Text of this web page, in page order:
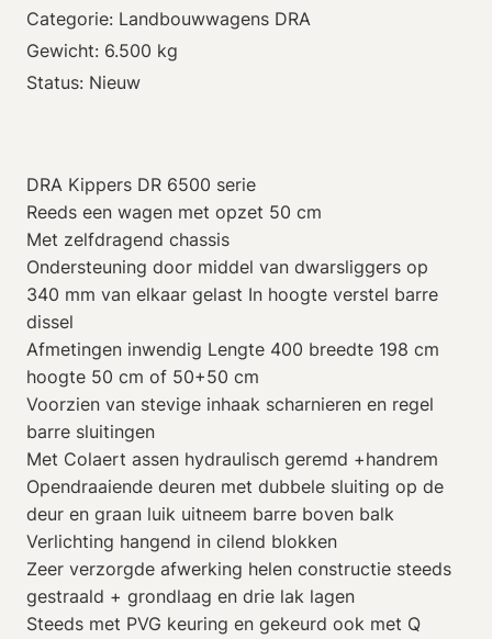
Categorie: Landbouwwagens DRA
Gewicht: 6.500 kg
Status: Nieuw
DRA Kippers DR 6500 serie
Reeds een wagen met opzet 50 cm
Met zelfdragend chassis
Ondersteuning door middel van dwarsliggers op
340 mm van elkaar gelast In hoogte verstel barre
dissel
Afmetingen inwendig Lengte 400 breedte 198 cm
hoogte 50 cm of 50+50 cm
Voorzien van stevige inhaak scharnieren en regel
barre sluitingen
Met Colaert assen hydraulisch geremd +handrem
Opendraaiende deuren met dubbele sluiting op de
deur en graan luik uitneem barre boven balk
Verlichting hangend in cilend blokken
Zeer verzorgde afwerking helen constructie steeds
gestraald + grondlaag en drie lak lagen
Steeds met PVG keuring en gekeurd ook met Q